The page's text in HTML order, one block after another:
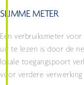
SLIMME METER
Een verbruiksmeter
uit te lezen is door de
lokale toegangspoort
voor verdere verwerking